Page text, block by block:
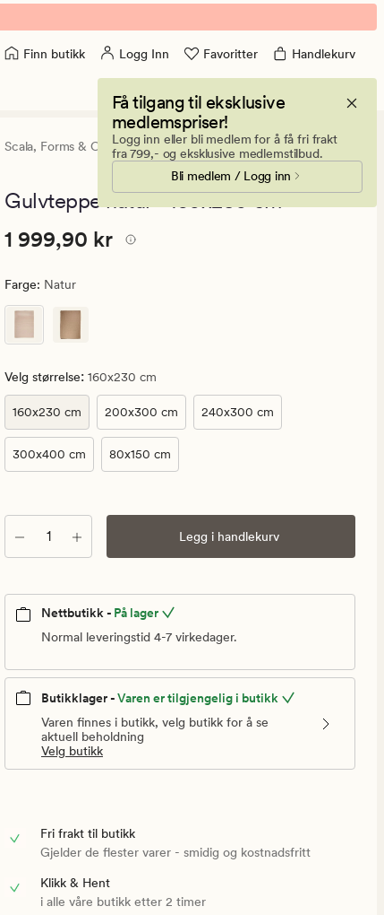
Finn butikk Logg Inn Favoritter Handlekurv
Få tilgang til eksklusive
medlemspriser!
Logg inn eller bli medlem for å få fri frakt
fra 799,- og eksklusive medlemstilbud.
Bli medlem / Logg inn
Scala, Forms & Objects
2
en
4
Gulvteppe natur - 160x230 cm
Pris
999,90
pris
999,90
kr
Pris 1 999,90 kr
1 999,90 kr
Farge: Natur
Velg størrelse: 160x230 cm
160x230 cm 200x300 cm 240x300 cm
300x400 cm 80x150 cm
Antall Legg i handlekurv
Nettbutikk - På lager
Normal leveringstid 4-7 virkedager.
Butikklager -Varen er tilgjengelig i butikk
Varen finnes i butikk, velg butikk for å se
aktuell beholdning
Velg butikk
Fri frakt til butikk
Gjelder de flester varer - smidig og kostnadsfritt
Klikk & Hent
i alle våre butikk etter 2 timer